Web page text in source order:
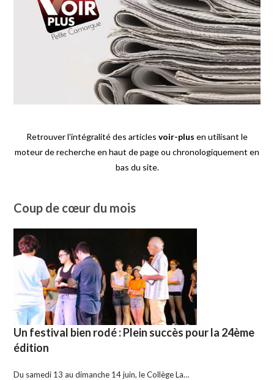
Retrouver l'intégralité des articles voir-plus en utilisant le
moteur de recherche en haut de page ou chronologiquement en
bas du site.
Coup de cœur du mois
Un festival bien rodé : Plein succès pour la 24ème
édition
Du samedi 13 au dimanche 14 juin, le Collège La…